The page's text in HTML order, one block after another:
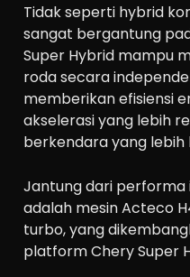
Tidak seperti hybrid
sangat bergantung
Super Hybrid mampu
roda secara
memberikan efisiensi
akselerasi yang lebih
berkendara yang lebih
Jantung dari performa
adalah mesin Acteco
turbo, yang
platform Chery Super